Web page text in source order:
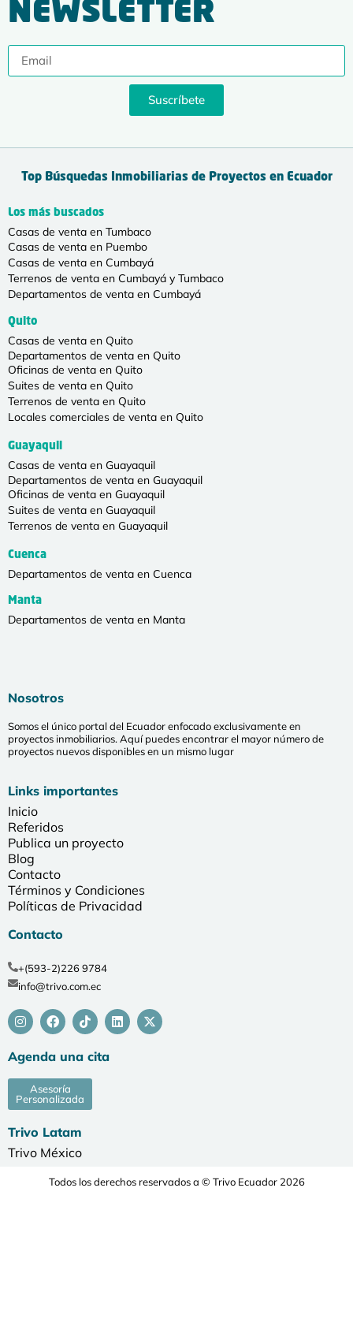
NEWSLETTER
Suscríbete
Top Búsquedas Inmobiliarias de Proyectos en Ecuador
Los más buscados
Casas de venta en Tumbaco
Casas de venta en Puembo
Casas de venta en Cumbayá
Terrenos de venta en Cumbayá y Tumbaco
Departamentos de venta en Cumbayá
Quito
Casas de venta en Quito
Departamentos de venta en Quito
Oficinas de venta en Quito
Suites de venta en Quito
Terrenos de venta en Quito
Locales comerciales de venta en Quito
Guayaquil
Casas de venta en Guayaquil
Departamentos de venta en Guayaquil
Oficinas de venta en Guayaquil
Suites de venta en Guayaquil
Terrenos de venta en Guayaquil
Cuenca
Departamentos de venta en Cuenca
Manta
Departamentos de venta en Manta
Nosotros
Somos el único portal del Ecuador enfocado exclusivamente en
proyectos inmobiliarios. Aquí puedes encontrar el mayor número de
proyectos nuevos disponibles en un mismo lugar
Links importantes
Inicio
Referidos
Publica un proyecto
Blog
Contacto
Términos y Condiciones
Políticas de Privacidad
Contacto
+(593-2)226 9784
info@trivo.com.ec
Agenda una cita
Asesoría
Personalizada
Trivo Latam
Trivo México
Todos los derechos reservados a © Trivo Ecuador 2026